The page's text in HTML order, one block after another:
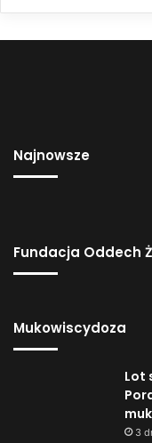
Najnowsze
Fundacja Oddech
Mukowiscydoza
Lot
3